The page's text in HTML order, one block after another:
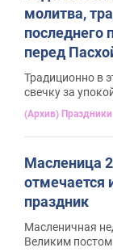
молитва,
последнего
перед
Традиционно в
свечку за
(Архив) Праздники
Масленица
отмечается
праздник
Масленичная
Великим постом